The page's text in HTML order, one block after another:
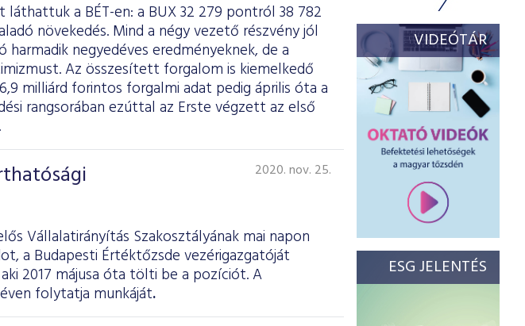
a BÉT-en: a BUX 32 279 pontról 38 782
növekedés. Mind a négy vezető részvény jól
negyedéves eredményeknek, de a
Az összesített forgalom is kiemelkedő
milliárd forintos forgalmi adat pedig április óta a
rangsorában ezúttal az Erste végzett az első
2020. nov. 25.
Vállalatirányítás Szakosztályának mai napon
a Budapesti Értéktőzsde vezérigazgatóját
2017 májusa óta tölti be a pozíciót. A
folytatja munkáját.
VIDEÓTÁR
ESG JELENTÉS